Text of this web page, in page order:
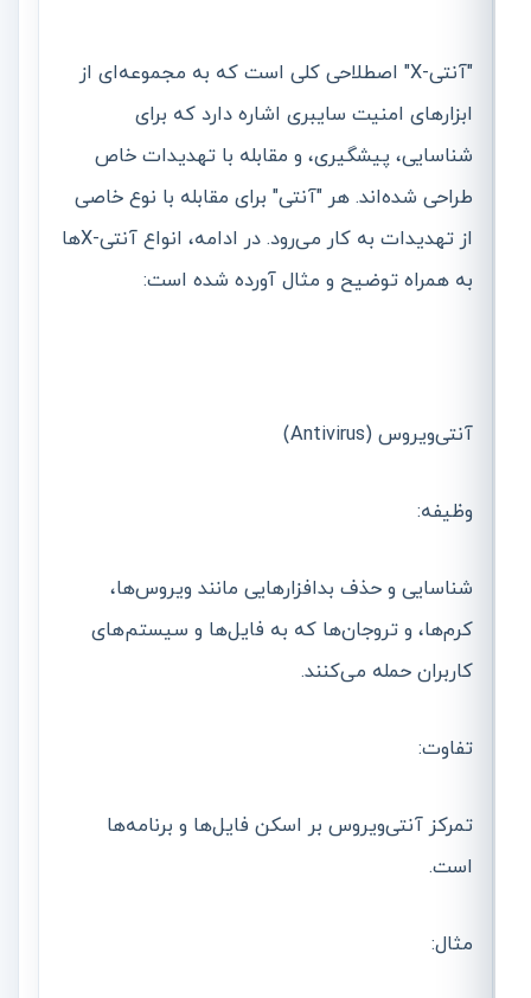
"آنتی-X" اصطلاحی کلی است که به مجموعه‌ای از
ابزارهای امنیت سایبری اشاره دارد که برای
شناسایی، پیشگیری، و مقابله با تهدیدات خاص
طراحی شده‌اند. هر "آنتی" برای مقابله با نوع خاصی
از تهدیدات به کار می‌رود. در ادامه، انواع آنتی-X‌ها
به همراه توضیح و مثال آورده شده است:
آنتی‌ویروس (Antivirus)
وظیفه:
شناسایی و حذف بدافزارهایی مانند ویروس‌ها،
کرم‌ها، و تروجان‌ها که به فایل‌ها و سیستم‌های
کاربران حمله می‌کنند.
تفاوت:
تمرکز آنتی‌ویروس بر اسکن فایل‌ها و برنامه‌ها
است.
مثال: